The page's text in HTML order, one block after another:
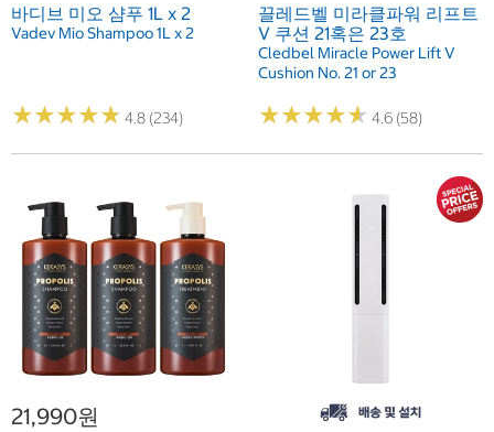
바디브 미오 샴푸 1L x 2
Vadev Mio Shampoo 1L x 2
★★★★★
★★★★★ 4.8 (234)
끌레드벨 미라클파워 리프트
V 쿠션 21혹은 23호
Cledbel Miracle Power Lift V
Cushion No. 21 or 23
★★★★★
★★★★★ 4.6 (58)
21,990원